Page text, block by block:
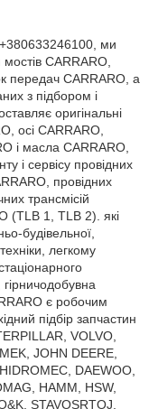
ми
CARRARO,
передач CARRARO, а
з підбором і
оригінальні
осі CARRARO,
і масла CARRARO,
і сервісу провідних
провідних
трансмісій
(TLB 1, TLB 2). які
будівельної,
легкому
є робочим
підбір запчастин
VOLVO,
JOHN DEERE,
DAEWOO,
HAMM, HSW,
STAVOSRTOJ,